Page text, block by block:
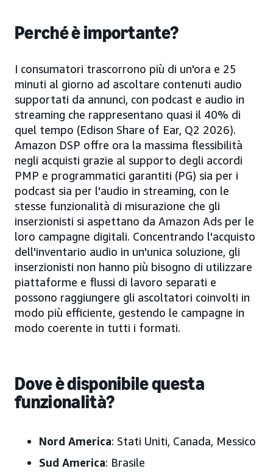
Perché è importante?
I consumatori trascorrono più di un'ora e 25
minuti al giorno ad ascoltare contenuti audio
supportati da annunci, con podcast e audio in
streaming che rappresentano quasi il 40% di
quel tempo (Edison Share of Ear, Q2 2026).
Amazon DSP offre ora la massima flessibilità
negli acquisti grazie al supporto degli accordi
PMP e programmatici garantiti (PG) sia per i
podcast sia per l'audio in streaming, con le
stesse funzionalità di misurazione che gli
inserzionisti si aspettano da Amazon Ads per le
loro campagne digitali. Concentrando l'acquisto
dell'inventario audio in un'unica soluzione, gli
inserzionisti non hanno più bisogno di utilizzare
piattaforme e flussi di lavoro separati e
possono raggiungere gli ascoltatori coinvolti in
modo più efficiente, gestendo le campagne in
modo coerente in tutti i formati.
Dove è disponibile questa
funzionalità?
Nord America: Stati Uniti, Canada, Messico
Sud America: Brasile